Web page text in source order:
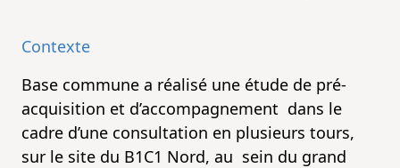
Contexte
Base commune a réalisé une étude de pré-
acquisition et d’accompagnement dans le
cadre d’une consultation en plusieurs tours,
sur le site du B1C1 Nord, au sein du grand